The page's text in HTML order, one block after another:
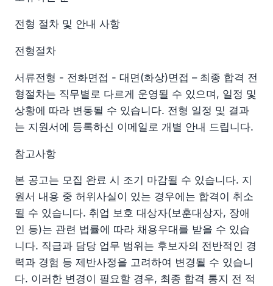
전형 절차 및 안내 사항
전형절차
서류전형 - 전화면접 - 대면(화상)면접 – 최종 합격 전
형절차는 직무별로 다르게 운영될 수 있으며, 일정 및
상황에 따라 변동될 수 있습니다. 전형 일정 및 결과
는 지원서에 등록하신 이메일로 개별 안내 드립니다.
참고사항
본 공고는 모집 완료 시 조기 마감될 수 있습니다. 지
원서 내용 중 허위사실이 있는 경우에는 합격이 취소
될 수 있습니다. 취업 보호 대상자(보훈대상자, 장애
인 등)는 관련 법률에 따라 채용우대를 받을 수 있습
니다. 직급과 담당 업무 범위는 후보자의 전반적인 경
력과 경험 등 제반사정을 고려하여 변경될 수 있습니
다. 이러한 변경이 필요할 경우, 최종 합격 통지 전 적